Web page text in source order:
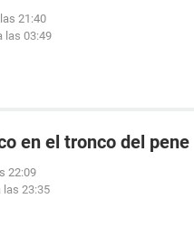
21:40
las 03:49
en el tronco del pene
22:09
las 23:35